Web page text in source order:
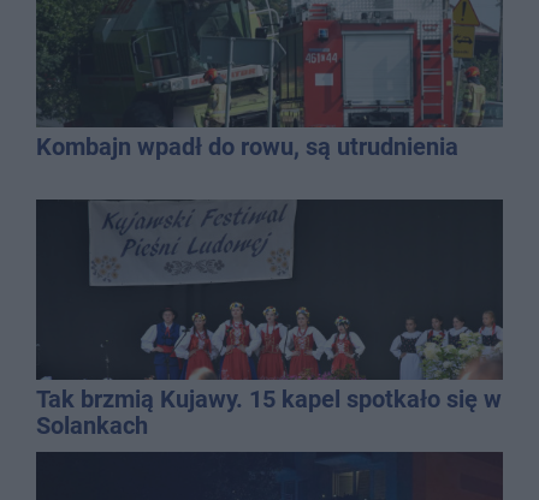
Kombajn wpadł do rowu, są utrudnienia
Tak brzmią Kujawy. 15 kapel spotkało się w
Solankach